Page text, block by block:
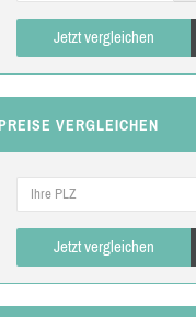
Jetzt vergleichen
VERGLEICHEN
Jetzt vergleichen